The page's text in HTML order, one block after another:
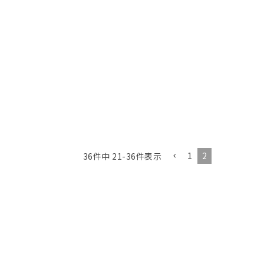
36件中 21-36件表示 1 2